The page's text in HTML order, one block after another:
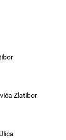
Zlatibor